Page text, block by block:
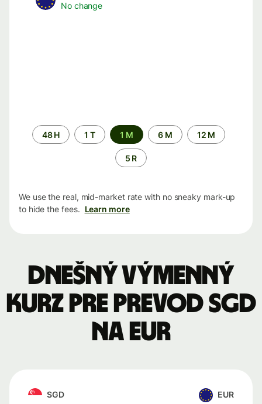
No change
Time
period
48 H 1 T 1 M 6 M 12 M
5 R
We use the real, mid-market rate with no sneaky mark-up
to hide the fees. Learn more
Dnešný výmenný
kurz pre prevod SGD
na EUR
SGD EUR